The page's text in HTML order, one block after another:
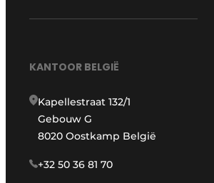
KANTOOR BELGIË
Kapellestraat 132/1
Gebouw G
8020 Oostkamp België
+32 50 36 81 70